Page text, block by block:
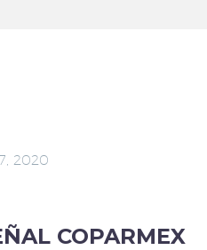
2020
COPARMEX